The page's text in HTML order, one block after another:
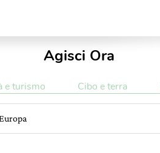
Agisci Ora
e turismo Cibo e terra